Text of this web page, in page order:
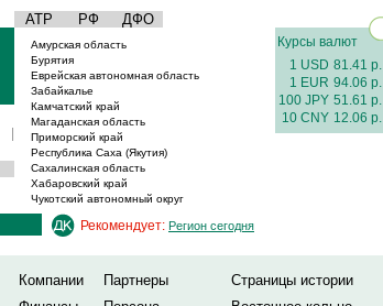
АТР РФ ДФО
|
Амурская область
Бурятия
Еврейская автономная область
Забайкалье
Камчатский край
Магаданская область
Приморский край
Республика Саха (Якутия)
Сахалинская область
Хабаровский край
Чукотский автономный округ
Курсы валют
1 USD 81.41 р.
1 EUR 94.06 р.
100 JPY 51.61 р.
10 CNY 12.06 р.
Рекомендует: Регион сегодня
Компании Партнеры
Страницы истории